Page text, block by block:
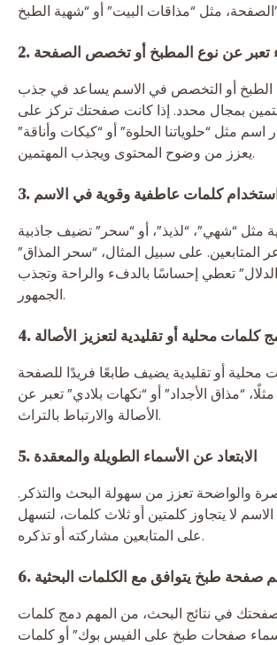
الطبخ”.
تعبر عن نوع المطبخ أو تخصص الصفحة
الطبخ أو التخصص في الاسم يساعد في جذب
بمجال محدد. إذا كانت صفحتك تركز على
اسم مثل “حلوياتنا الحلوة” أو “كيكات وأناقة”
يعزز من وضوح المحتوى ويجذب المهتمين.
استخدام كلمات عاطفية وقوية في الاسم
مثل “شهي”، “لذيذ”، أو “سحر” تضيف جاذبية
المتابعين. على سبيل المثال، “سحر المذاق”
تعطي إحساسًا بالدفء والراحة وتجذب
الجمهور.
كلمات محلية أو تقليدية لتعزيز الأصالة
محلية أو تقليدية يضيف طابعًا فريدًا للصفحة
“مذاق الأجداد” أو “نكهات بلادي” تعبر عن
الأصالة والارتباط بالتراث.
5. الابتعاد عن الأسماء الطويلة والمعقدة
والواضحة تعزز من سهولة البحث والتذكر.
لا يتجاوز كلمتين أو ثلاث كلمات، لتسهل
على المتابعين مشاركته أو تذكره.
صفحة طبخ يتوافق مع الكلمات البحثية
في نتائج البحث، من المهم دمج كلمات
صفحات طبخ على الفيس بوك” أو كلمات